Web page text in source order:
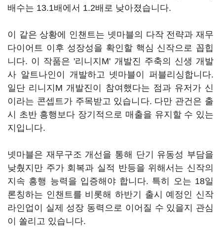
배수는 13.1배에서 1.2배로 낮아졌습니다.
이 같은 상황에 인챈트는 넷마블의 다작 전략과 재무
다이어트 이후 성장성을 확인할 핵심 신작으로 꼽힙
니다. 이 작품은 '리니지M' 개발진 주축의 신생 개발
사 알트나인이 개발하고 넷마블이 퍼블리싱합니다.
일단 리니지M 개발진이 참여했다는 점과 유저가 신
이라는 콘셉트가 주목받고 있습니다. 다만 관건은 출
시 초반 흥행보다 장기적으로 매출을 유지할 수 있는
지입니다.
넷마블은 재무구조 개선을 통해 단기 유동성 부담을
낮췄지만 주가 회복과 실적 반등을 위해서는 신작의
지속 흥행 능력을 입증해야 합니다. 특히 오는 18일
론칭하는 인챈트를 비롯해 하반기 출시 예정인 신작
라인업이 실제 성장 동력으로 이어질 수 있을지 관심
이 쏠리고 있습니다.